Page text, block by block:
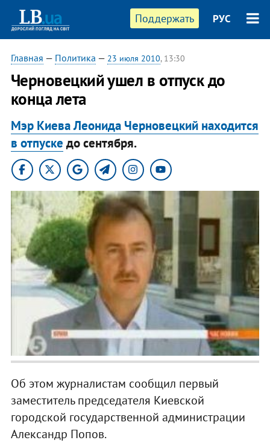
Поддержать РУС
Главная — Политика — 23 июля 2010, 13:30
Черновецкий ушел в отпуск до
конца лета
Мэр Киева Леонида Черновецкий находится
в отпуске до сентября.
Об этом журналистам сообщил первый
заместитель председателя Киевской
городской государственной администрации
Александр Попов.